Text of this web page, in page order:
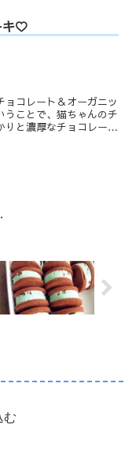
キ♡
コレート＆オーガニッ
うことで、猫ちゃんのチ
と濃厚なチョコレート
む